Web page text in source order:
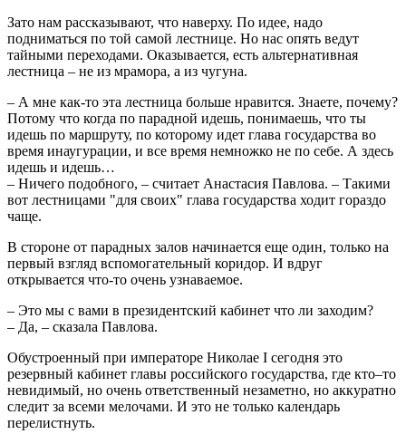
Зато нам рассказывают, что наверху. По идее, надо
подниматься по той самой лестнице. Но нас опять ведут
тайными переходами. Оказывается, есть альтернативная
лестница – не из мрамора, а из чугуна.
– А мне как-то эта лестница больше нравится. Знаете, почему?
Потому что когда по парадной идешь, понимаешь, что ты
идешь по маршруту, по которому идет глава государства во
время инаугурации, и все время немножко не по себе. А здесь
идешь и идешь…
– Ничего подобного, – считает Анастасия Павлова. – Такими
вот лестницами "для своих" глава государства ходит гораздо
чаще.
В стороне от парадных залов начинается еще один, только на
первый взгляд вспомогательный коридор. И вдруг
открывается что-то очень узнаваемое.
– Это мы с вами в президентский кабинет что ли заходим?
– Да, – сказала Павлова.
Обустроенный при императоре Николае I сегодня это
резервный кабинет главы российского государства, где кто–то
невидимый, но очень ответственный незаметно, но аккуратно
следит за всеми мелочами. И это не только календарь
перелистнуть.